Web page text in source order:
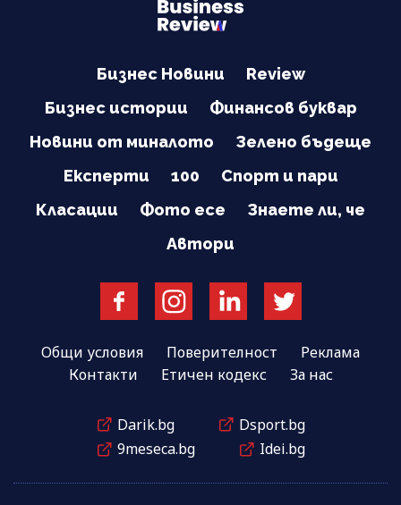
Бизнес Новини
Review
Бизнес истории
Финансов буквар
Новини от миналото
Зелено бъдеще
Експерти
100
Спорт и пари
Класации
Фото есе
Знаете ли, че
Автори
Общи условия Поверителност
Реклама
Контакти
Етичен кодекс За нас
Darik.bg
Dsport.bg
9meseca.bg
Idei.bg